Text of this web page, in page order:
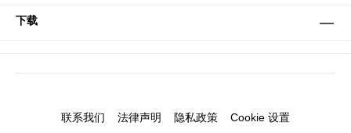
下载
联系我们 法律声明 隐私政策 Cookie 设置